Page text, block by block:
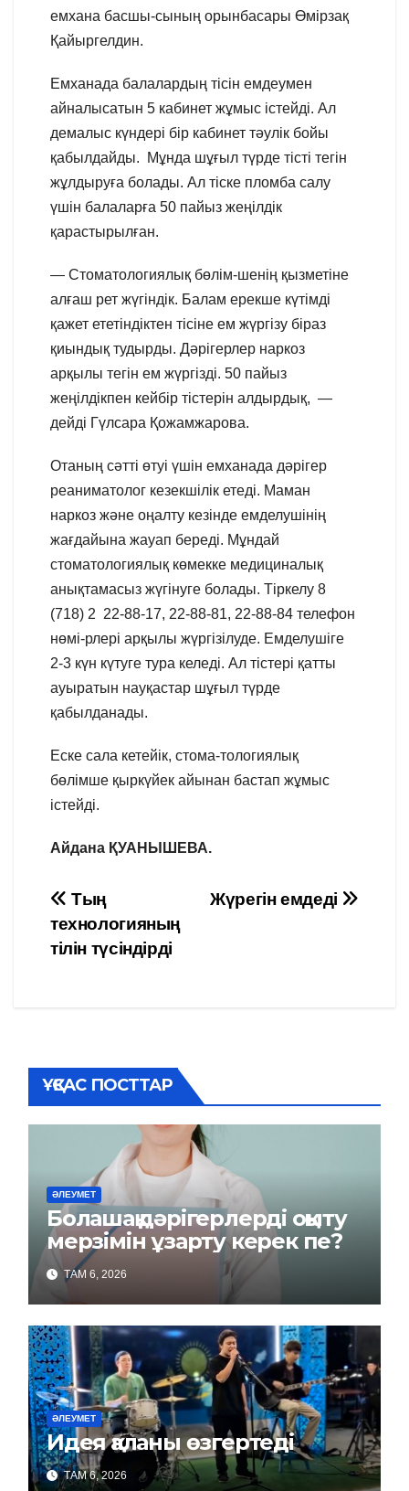
емхана басшы-сының орынбасары Өмірзақ
Қайыргелдин.
Емханада балалардың тісін емдеумен
айналысатын 5 кабинет жұмыс істейді. Ал
демалыс күндері бір кабинет тәулік бойы
қабылдайды. Мұнда шұғыл түрде тісті тегін
жұлдыруға болады. Ал тіске пломба салу
үшін балаларға 50 пайыз жеңілдік
қарастырылған.
— Стоматологиялық бөлім-шенің қызметіне
алғаш рет жүгіндік. Балам ерекше күтімді
қажет ететіндіктен тісіне ем жүргізу біраз
қиындық тудырды. Дәрігерлер наркоз
арқылы тегін ем жүргізді. 50 пайыз
жеңілдікпен кейбір тістерін алдырдық, —
дейді Гүлсара Қожамжарова.
Отаның сәтті өтуі үшін емханада дәрігер
реаниматолог кезекшілік етеді. Маман
наркоз және оңалту кезінде емделушінің
жағдайына жауап береді. Мұндай
стоматологиялық көмекке медициналық
анықтамасыз жүгінуге болады. Тіркелу 8
(718) 2 22-88-17, 22-88-81, 22-88-84 телефон
нөмі-рлері арқылы жүргізілуде. Емделушіге
2-3 күн күтуге тура келеді. Ал тістері қатты
ауыратын науқастар шұғыл түрде
қабылданады.
Еске сала кетейік, стома-тологиялық
бөлімше қыркүйек айынан бастап жұмыс
істейді.
Айдана ҚУАНЫШЕВА.
Навигация
по
Жүрегін емдеді
Тың
технологияның
тілін түсіндірді
ҰҚСАС ПОСТТАР
ӘЛЕУМЕТ
Болашақ дәрігерлерді оқыту
мерзімін ұзарту керек пе?
ТАМ 6, 2026
ӘЛЕУМЕТ
Идея қаланы өзгертеді
ТАМ 6, 2026